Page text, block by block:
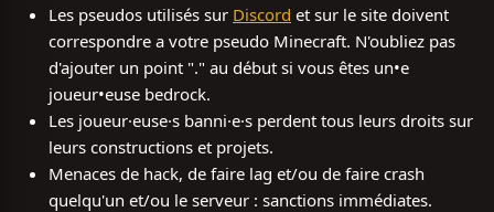
Les pseudos utilisés sur Discord et sur le site doivent
correspondre a votre pseudo Minecraft. N'oubliez pas
d'ajouter un point "." au début si vous êtes un•e
joueur•euse bedrock.
Les joueur·euse·s banni·e·s perdent tous leurs droits sur
leurs constructions et projets.
Menaces de hack, de faire lag et/ou de faire crash
quelqu'un et/ou le serveur : sanctions immédiates.